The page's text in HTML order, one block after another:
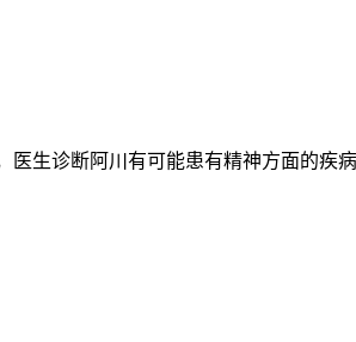
生诊断阿川有可能患有精神方面的疾